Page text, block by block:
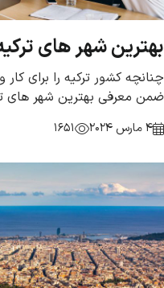
بهترین شهر های
چنانچه کشور ترکیه را برای
ضمن معرفی بهترین شهر های
4 مارس 2024 1651